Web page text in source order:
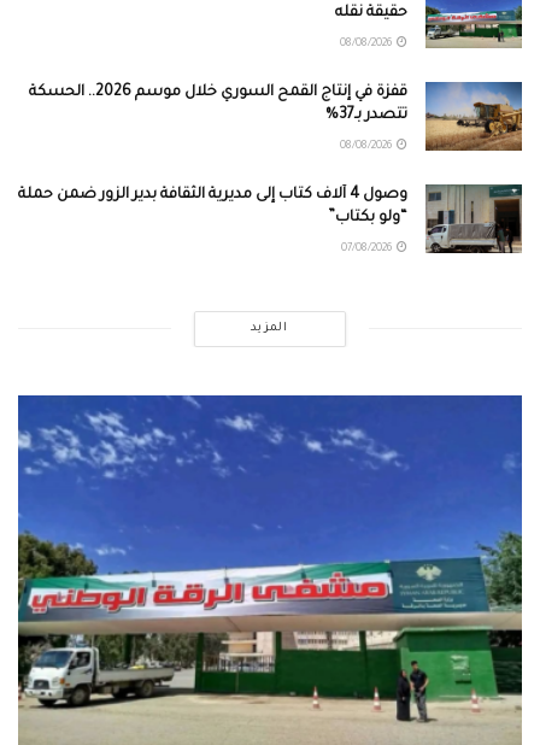
حقيقة نقله
قفزة في إنتاج القمح السوري خلال موسم 2026.. الحسكة
تتصدر بـ37%
وصول 4 آلاف كتاب إلى مديرية الثقافة بدير الزور ضمن حملة
“ولو بكتاب”
المزيد